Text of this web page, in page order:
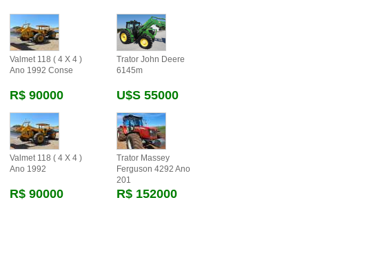
Valmet 118 ( 4 X 4 )
Ano 1992 Conse
R$ 90000
Trator John Deere
6145m
U$s 55000
Valmet 118 ( 4 X 4 )
Ano 1992
R$ 90000
Trator Massey
Ferguson 4292 Ano
201
R$ 152000